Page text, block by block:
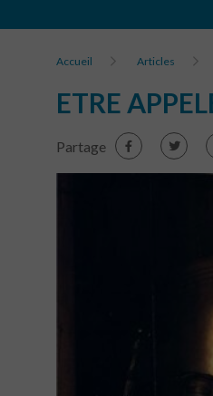
Accueil Articles
ETRE
Partage